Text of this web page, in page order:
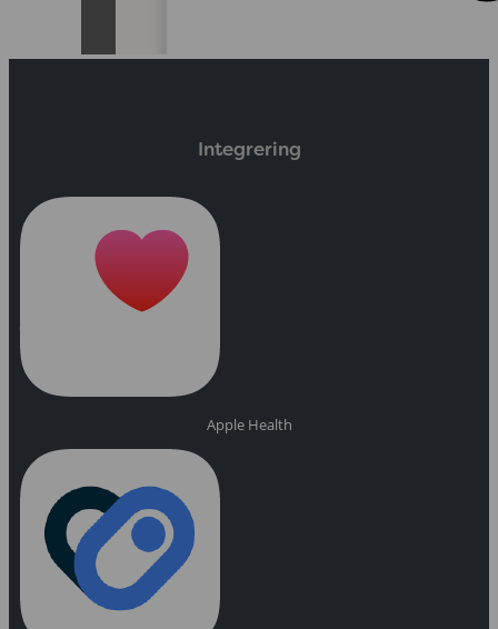
Integrering
Apple Health